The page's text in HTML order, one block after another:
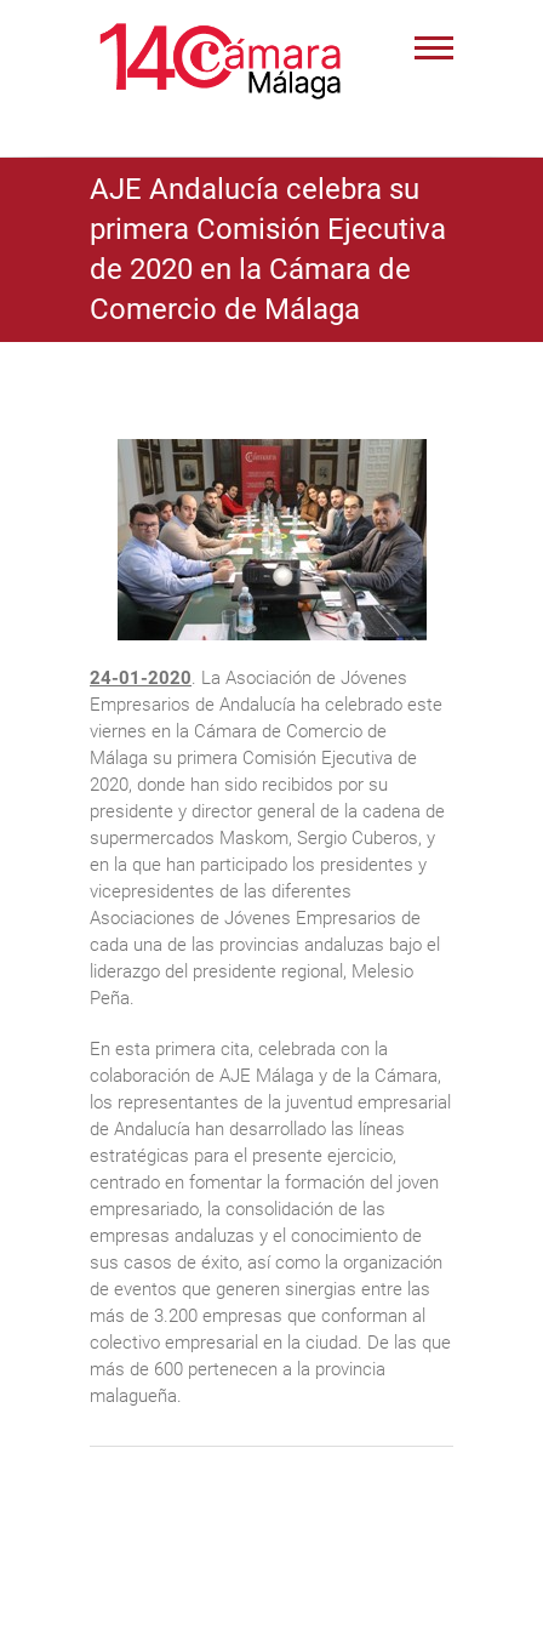
AJE Andalucía celebra su
primera Comisión Ejecutiva
de 2020 en la Cámara de
Comercio de Málaga
24-01-2020. La Asociación de Jóvenes
Empresarios de Andalucía ha celebrado este
viernes en la Cámara de Comercio de
Málaga su primera Comisión Ejecutiva de
2020, donde han sido recibidos por su
presidente y director general de la cadena de
supermercados Maskom, Sergio Cuberos, y
en la que han participado los presidentes y
vicepresidentes de las diferentes
Asociaciones de Jóvenes Empresarios de
cada una de las provincias andaluzas bajo el
liderazgo del presidente regional, Melesio
Peña.
En esta primera cita, celebrada con la
colaboración de AJE Málaga y de la Cámara,
los representantes de la juventud empresarial
de Andalucía han desarrollado las líneas
estratégicas para el presente ejercicio,
centrado en fomentar la formación del joven
empresariado, la consolidación de las
empresas andaluzas y el conocimiento de
sus casos de éxito, así como la organización
de eventos que generen sinergias entre las
más de 3.200 empresas que conforman al
colectivo empresarial en la ciudad. De las que
más de 600 pertenecen a la provincia
malagueña.